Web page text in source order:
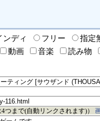
ンディ フリー 指定
動画 音楽 読み物
つまで(自動リンクされます)）